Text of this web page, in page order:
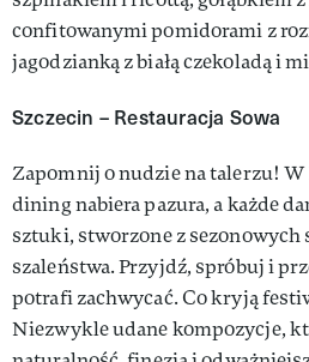
confitowanymi pomidorami z
jagodzianką z białą czekoladą i
Szczecin – Restauracja Sowa
Zapomnij o nudzie na talerzu! W
dining nabiera pazura, a każde
sztuki, stworzone z sezonowych
szaleństwa. Przyjdź, spróbuj i
potrafi zachwycać. Co kryją
Niezwykle udane kompozycje,